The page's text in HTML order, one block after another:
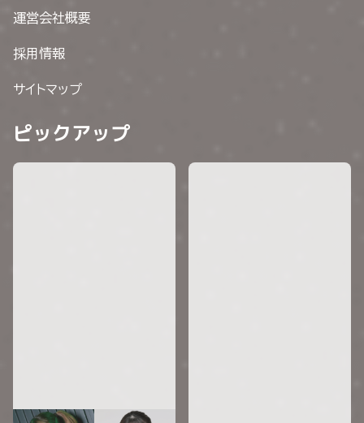
運営会社概要
採用情報
サイトマップ
ピックアップ